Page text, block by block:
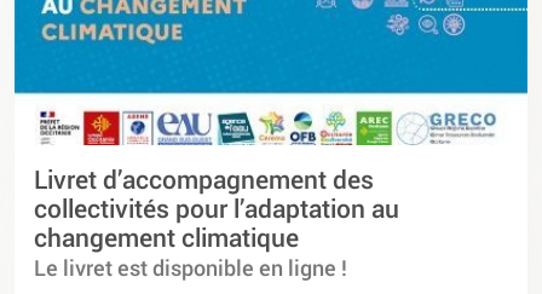
Livret d’accompagnement des
collectivités pour l’adaptation au
changement climatique
Le livret est disponible en ligne !